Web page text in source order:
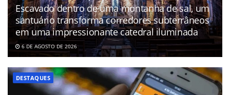
Escavado dentro de uma montanha de sal, um
santuário transforma corredores subterrâneos
em uma impressionante catedral iluminada
6 DE AGOSTO DE 2026
DESTAQUES